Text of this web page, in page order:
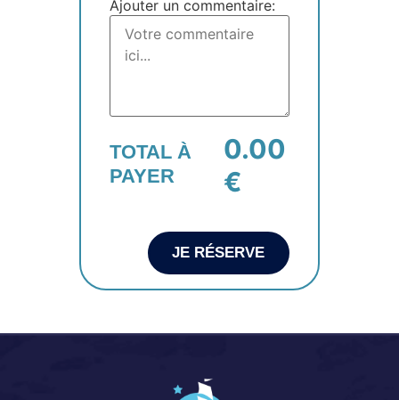
Ajouter un commentaire:
TOTAL À
PAYER
0.00
€
JE RÉSERVE